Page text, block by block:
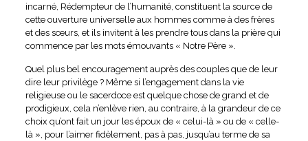
incarné, Rédempteur de l’humanité, constituent la source de
cette ouverture universelle aux hommes comme à des frères
et des sœurs, et ils invitent à les prendre tous dans la prière qui
commence par les mots émouvants « Notre Père ».
Quel plus bel encouragement auprès des couples que de leur
dire leur privilège ? Même si l’engagement dans la vie
religieuse ou le sacerdoce est quelque chose de grand et de
prodigieux, cela n’enlève rien, au contraire, à la grandeur de ce
choix qu’ont fait un jour les époux de « celui-là » ou de « celle-
là », pour l’aimer fidèlement, pas à pas, jusqu’au terme de sa